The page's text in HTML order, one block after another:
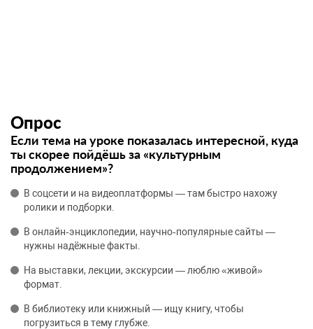
Опрос
Если тема на уроке показалась интересной, куда
ты скорее пойдёшь за «культурным
продолжением»?
В соцсети и на видеоплатформы — там быстро нахожу
ролики и подборки.
В онлайн‑энциклопедии, научно‑популярные сайты —
нужны надёжные факты.
На выставки, лекции, экскурсии — люблю «живой»
формат.
В библиотеку или книжный — ищу книгу, чтобы
погрузиться в тему глубже.